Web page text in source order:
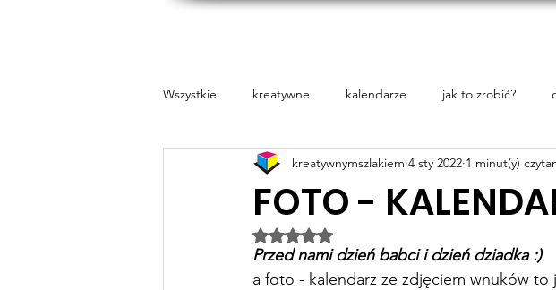
Wszystkie kreatywne kalendarze jak to zrobić?
Pure Essence Naklejki
FOTO -
kreatywnymszlakiem 4 sty 2022 1 minut(y)
Oceniono na NaN z 5 gwiazdek.
Przed nami dzień babci i dzień dziadka :)
a foto - kalendarz ze zdjęciem wnuków